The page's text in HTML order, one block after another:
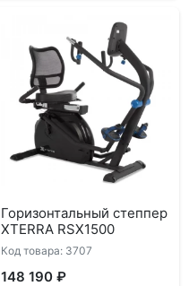
Горизонтальный степпер
XTERRA RSX1500
Код товара: 3707
148 190 ₽